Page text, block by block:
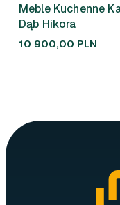
Meble Kuchenne
Dąb Hikora
10 900,00 PLN